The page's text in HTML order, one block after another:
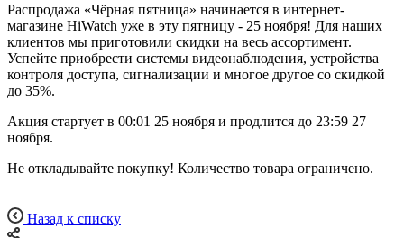
Распродажа «Чёрная пятница» начинается в интернет-
магазине HiWatch уже в эту пятницу - 25 ноября! Для наших
клиентов мы приготовили скидки на весь ассортимент.
Успейте приобрести системы видеонаблюдения, устройства
контроля доступа, сигнализации и многое другое со скидкой
до 35%.
Акция стартует в 00:01 25 ноября и продлится до 23:59 27
ноября.
Не откладывайте покупку! Количество товара ограничено.
Назад к списку